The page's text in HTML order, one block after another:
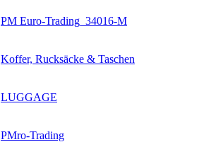
PM Euro-Trading_34016-M
Koffer, Rucksäcke & Taschen
LUGGAGE
PMro-Trading